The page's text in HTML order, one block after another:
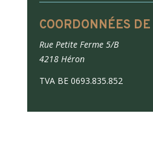
COORDONNÉES
Rue Petite Ferme 5/B
4218 Héron
TVA BE 0693.835.852